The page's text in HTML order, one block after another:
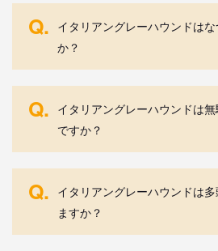
Q. イタリアングレーハウンドは
か？
Q. イタリアングレーハウンドは
ですか？
Q. イタリアングレーハウンドは
ますか？